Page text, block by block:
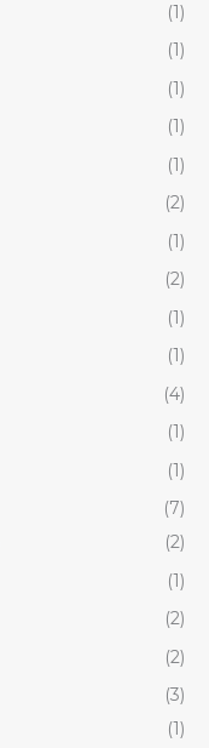
(1)
(1)
(1)
(1)
(1)
(2)
(1)
(2)
(1)
(1)
(4)
(1)
(1)
(7)
(2)
(1)
(2)
(2)
(3)
(1)